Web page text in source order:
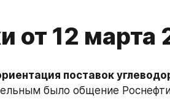
от 12 марта
поставок
было общение